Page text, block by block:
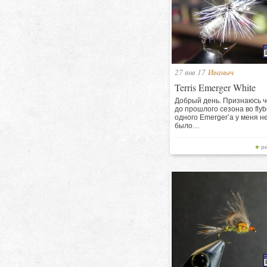
27 янв 17 Иваныч
Terris Emerger White
Добрый день. Признаюсь
до прошлого сезона во
одного Emerger’а у меня
было…